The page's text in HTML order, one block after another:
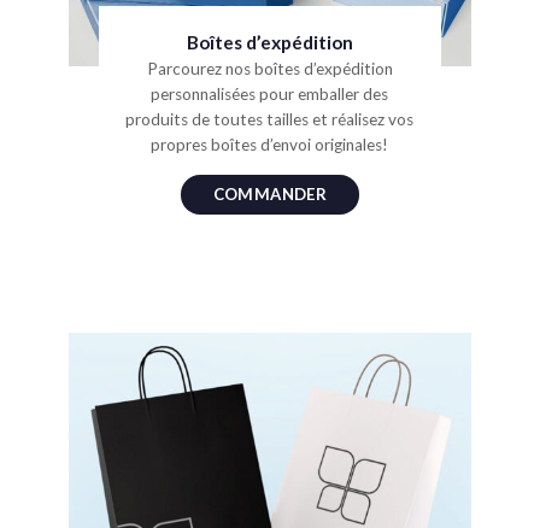
Boîtes d’expédition
Parcourez nos boîtes d’expédition
personnalisées pour emballer des
produits de toutes tailles et réalisez vos
propres boîtes d’envoi originales!
COMMANDER